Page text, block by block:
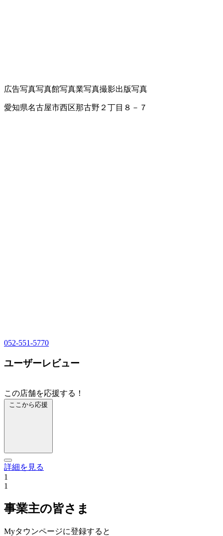
広告写真写真館写真業写真撮影出版写真
愛知県名古屋市西区那古野２丁目８－７
052-551-5770
ユーザーレビュー
この店舗を応援する！
ここから応援
詳細を見る
1
1
事業主の皆さま
Myタウンページに登録すると